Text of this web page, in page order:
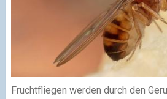
Fruchtfliegen werden durch den